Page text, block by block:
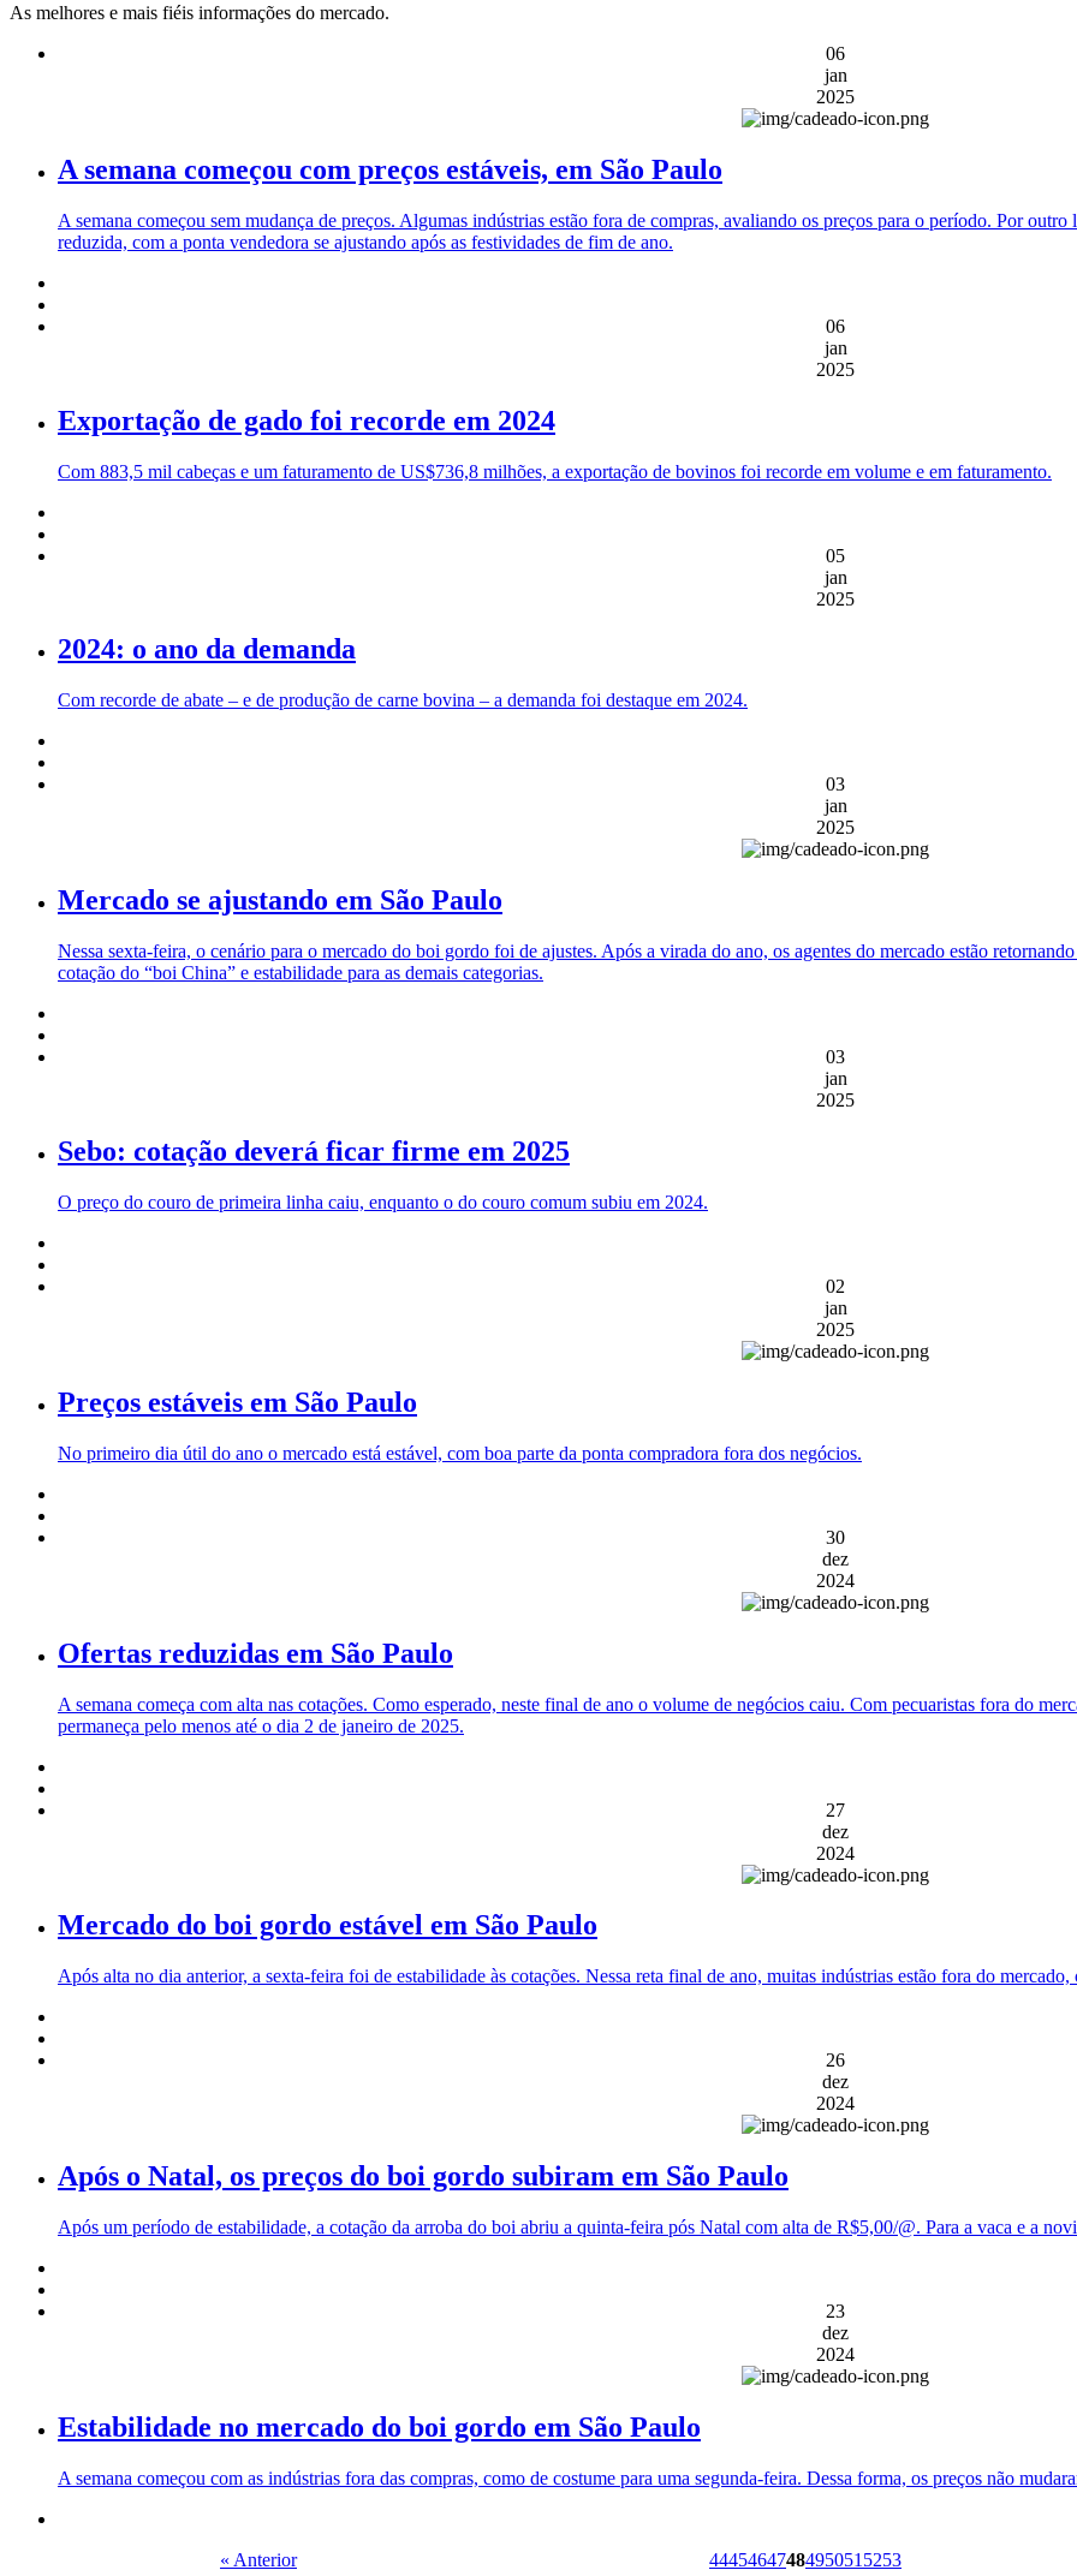
As melhores e mais fiéis informações do mercado.
06
jan
2025
A semana começou com preços estáveis, em São Paulo
A semana começou sem mudança de preços. Algumas indústrias estão fora de compras, avaliando os preços para o período. Por
reduzida, com a ponta vendedora se ajustando após as festividades de fim de ano.
06
jan
2025
Exportação de gado foi recorde em 2024
Com 883,5 mil cabeças e um faturamento de US$736,8 milhões, a exportação de bovinos foi recorde em volume e em faturamento.
05
jan
2025
2024: o ano da demanda
Com recorde de abate – e de produção de carne bovina – a demanda foi destaque em 2024.
03
jan
2025
Mercado se ajustando em São Paulo
Nessa sexta-feira, o cenário para o mercado do boi gordo foi de ajustes. Após a virada do ano, os agentes do mercado estão
cotação do “boi China” e estabilidade para as demais categorias.
03
jan
2025
Sebo: cotação deverá ficar firme em 2025
O preço do couro de primeira linha caiu, enquanto o do couro comum subiu em 2024.
02
jan
2025
Preços estáveis em São Paulo
No primeiro dia útil do ano o mercado está estável, com boa parte da ponta compradora fora dos negócios.
30
dez
2024
Ofertas reduzidas em São Paulo
A semana começa com alta nas cotações. Como esperado, neste final de ano o volume de negócios caiu. Com pecuaristas fora do
permaneça pelo menos até o dia 2 de janeiro de 2025.
27
dez
2024
Mercado do boi gordo estável em São Paulo
Após alta no dia anterior, a sexta-feira foi de estabilidade às cotações. Nessa reta final de ano, muitas indústrias estão fora do mercado,
26
dez
2024
Após o Natal, os preços do boi gordo subiram em São Paulo
Após um período de estabilidade, a cotação da arroba do boi abriu a quinta-feira pós Natal com alta de R$5,00/@. Para a vaca e a
23
dez
2024
Estabilidade no mercado do boi gordo em São Paulo
A semana começou com as indústrias fora das compras, como de costume para uma segunda-feira. Dessa forma, os preços não
« Anterior 4445464748495051 5253